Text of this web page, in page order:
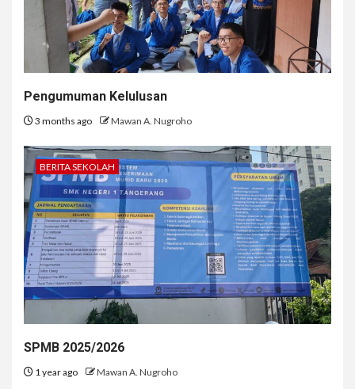
Pengumuman Kelulusan
3 months ago Mawan A. Nugroho
BERITA SEKOLAH
SPMB 2025/2026
1 year ago Mawan A. Nugroho